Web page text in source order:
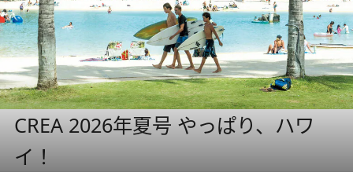
CREA 2026年夏号 やっぱり、ハワ
イ！